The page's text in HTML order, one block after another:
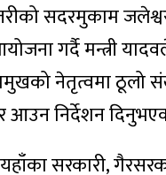
सदरमुकाम
गर्दै मन्त्री
नेतृत्वमा ठूलो
निर्देशन
सरकारी,